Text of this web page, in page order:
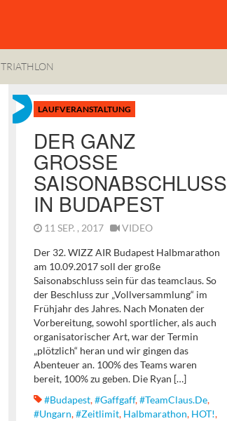
TRIATHLON
LAUFVERANSTALTUNG
DER GANZ
GROSSE S
AISONABSCHLUSS I
N BUDAPEST
11 SEP. , 2017 VIDEO
Der 32. WIZZ AIR Budapest Halbmarathon
am 10.09.2017 soll der große
Saisonabschluss sein für das teamclaus. So
der Beschluss zur „Vollversammlung“ im
Frühjahr des Jahres. Nach Monaten der
Vorbereitung, sowohl sportlicher, als auch
organisatorischer Art, war der Termin
„plötzlich“ heran und wir gingen das
Abenteuer an. 100% des Teams waren
bereit, 100% zu geben. Die Ryan […]
#Budapest,#gaffgaff,#TeamClaus.de,
#Ungarn,#Zeitlimit, Halbmarathon, HOT!,